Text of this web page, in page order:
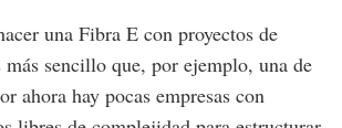
una Fibra E con proyectos de
sencillo que, por ejemplo, una de
ahora hay pocas empresas con